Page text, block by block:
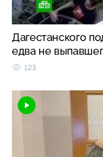
Дагестанского
едва не
123